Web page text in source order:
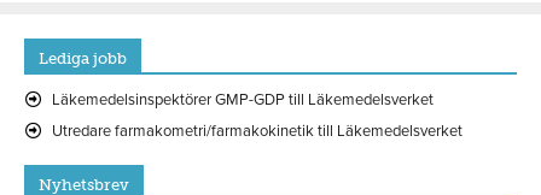
Lediga jobb
Läkemedelsinspektörer GMP-GDP till Läkemedelsverket
Utredare farmakometri/farmakokinetik till Läkemedelsverket
Nyhetsbrev